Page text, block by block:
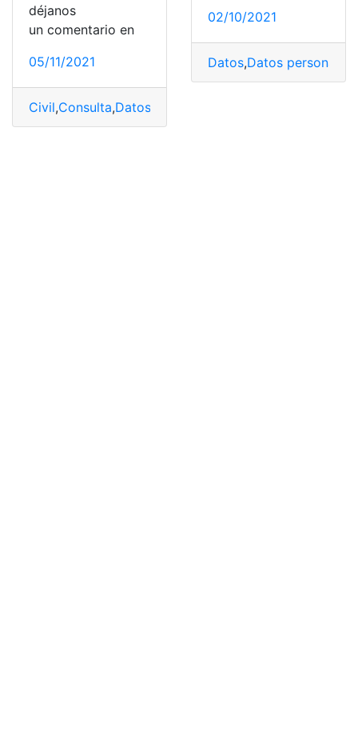
déjanos
un comentario en
05/11/2021
Civil,Consulta,Datos personales
02/10/2021
Datos,Datos personales